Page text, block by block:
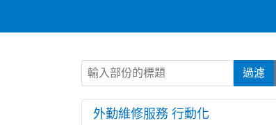
輸入部份的標題 過濾
外勤維修服務 行動化